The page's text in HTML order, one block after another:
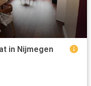
in Nijmegen